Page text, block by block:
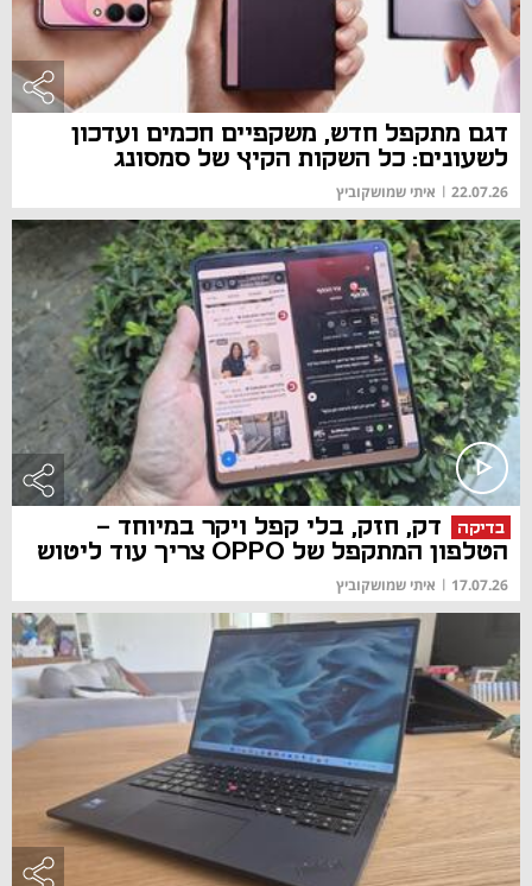
דגם מתקפל חדש, משקפיים חכמים ועדכון
לשעונים: כל השקות הקיץ של סמסונג
22.07.26
| איתי שמושקוביץ
בדיקה
דק, חזק, בלי קפל ויקר במיוחד -
הטלפון המתקפל של OPPO צריך עוד ליטוש
17.07.26
| איתי שמושקוביץ